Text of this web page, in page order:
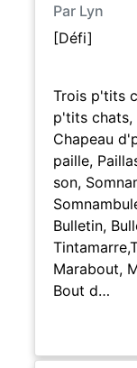
Par Lyn
[Défi]
Trois p'tits
p'tits chats,
Chapeau
paille,
son,
Bulletin,
Marabout,
Bout d…